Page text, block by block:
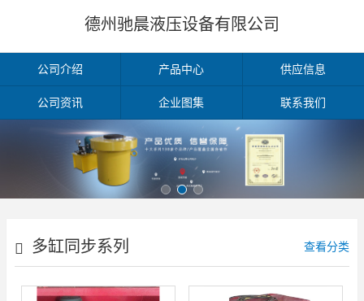
德州驰晨液压设备有限公司
公司介绍 产品中心 供应信息
公司资讯 企业图集 联系我们
多缸同步系列 查看分类